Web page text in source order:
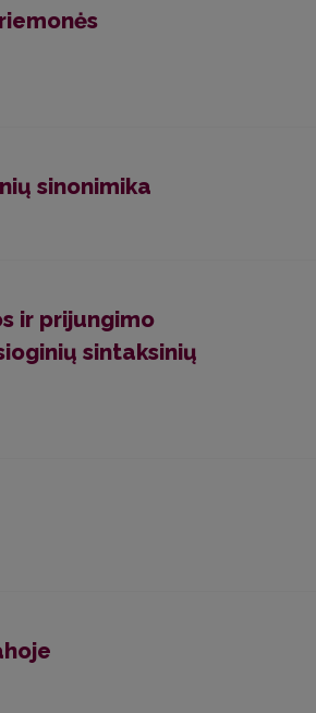
sinonimika
ir prijungimo
sintaksinių